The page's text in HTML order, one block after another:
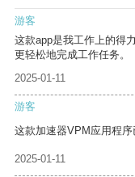
游客
这款app是我工作上的得
更轻松地完成工作任务。
2025-01-11
游客
这款加速器VPM应用程序
2025-01-11